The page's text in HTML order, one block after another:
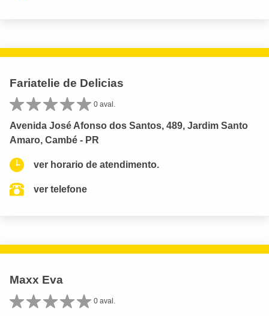
Fariatelie de Delicias
0 aval.
Avenida José Afonso dos Santos, 489, Jardim Santo
Amaro, Cambé - PR
ver horario de atendimento.
ver telefone
Maxx Eva
0 aval.